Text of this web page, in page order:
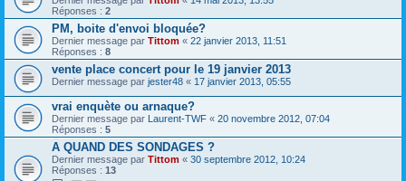
Réponses : 2
PM, boite d'envoi bloquée?
Dernier message par Tittom « 22 janvier 2013, 11:51
Réponses : 8
vente place concert pour le 19 janvier 2013
Dernier message par jester48 « 17 janvier 2013, 05:55
vrai enquète ou arnaque?
Dernier message par Laurent-TWF « 20 novembre 2012, 07:04
Réponses : 5
A QUAND DES SONDAGES ?
Dernier message par Tittom « 30 septembre 2012, 10:24
Réponses : 13